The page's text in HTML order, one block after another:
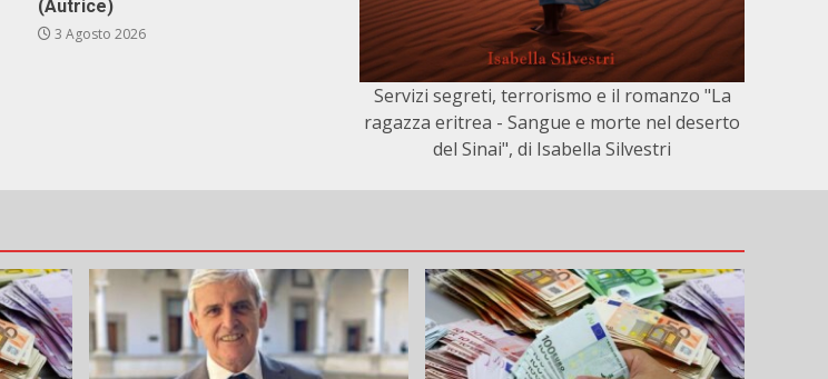
(Autrice)
3 Agosto 2026
Servizi segreti, terrorismo e il romanzo "La
ragazza eritrea - Sangue e morte nel deserto
del Sinai", di Isabella Silvestri